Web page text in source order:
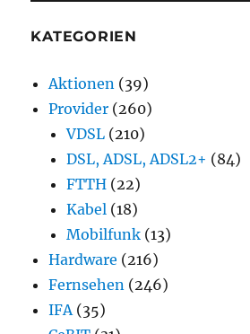
KATEGORIEN
Aktionen (39)
Provider (260)
VDSL (210)
DSL, ADSL, ADSL2+ (84)
FTTH (22)
Kabel (18)
Mobilfunk (13)
Hardware (216)
Fernsehen (246)
IFA (35)